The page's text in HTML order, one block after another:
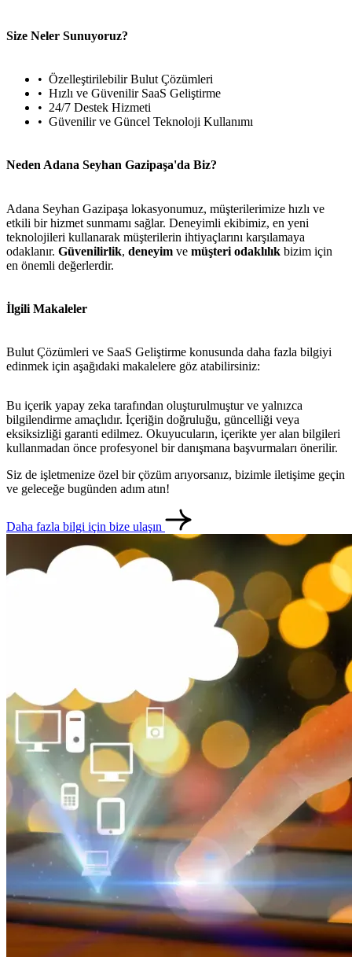
İletişim English
Size Neler Sunuyoruz?
Özelleştirilebilir Bulut Çözümleri
Hızlı ve Güvenilir SaaS Geliştirme
24/7 Destek Hizmeti
Güvenilir ve Güncel Teknoloji Kullanımı
Neden Adana Seyhan Gazipaşa'da Biz?
Adana Seyhan Gazipaşa lokasyonumuz, müşterilerimize hızlı ve
etkili bir hizmet sunmamı sağlar. Deneyimli ekibimiz, en yeni
teknolojileri kullanarak müşterilerin ihtiyaçlarını karşılamaya
odaklanır. Güvenilirlik, deneyim ve müşteri odaklılık bizim için
en önemli değerlerdir.
İlgili Makaleler
Bulut Çözümleri ve SaaS Geliştirme konusunda daha fazla bilgiyi
edinmek için aşağıdaki makalelere göz atabilirsiniz:
Bu içerik yapay zeka tarafından oluşturulmuştur ve yalnızca
bilgilendirme amaçlıdır. İçeriğin doğruluğu, güncelliği veya
eksiksizliği garanti edilmez. Okuyucuların, içerikte yer alan bilgileri
kullanmadan önce profesyonel bir danışmana başvurmaları önerilir.
Siz de işletmenize özel bir çözüm arıyorsanız, bizimle iletişime geçin
ve geleceğe bugünden adım atın!
Daha fazla bilgi için bize ulaşın